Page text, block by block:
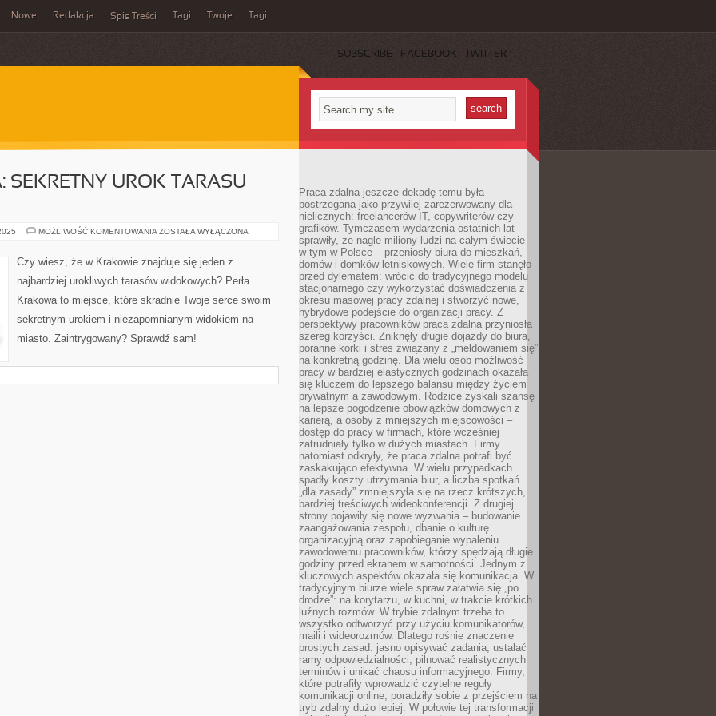
Nowe Redakcja Spis Treści Tagi Twoje Tagi
SUBSCRIBE FACEBOOK TWITTER
SEKRETNY UROK TARASU
MOŻLIWOŚĆ KOMENTOWANIA PERŁA
UROK
TARASU
ZOSTAŁA WYŁĄCZONA
Czy wiesz, że w Krakowie znajduje się jeden z
najbardziej urokliwych tarasów widokowych? Perła
Krakowa to miejsce, które skradnie Twoje serce swoim
sekretnym urokiem i niezapomnianym widokiem na
miasto. Zaintrygowany? Sprawdź sam!
Praca zdalna jeszcze dekadę temu była
postrzegana jako przywilej zarezerwowany dla
nielicznych: freelancerów IT, copywriterów czy
grafików. Tymczasem wydarzenia ostatnich lat
sprawiły, że nagle miliony ludzi na całym świecie –
w tym w Polsce – przeniosły biura do mieszkań,
domów i domków letniskowych. Wiele firm stanęło
przed dylematem: wrócić do tradycyjnego modelu
stacjonarnego czy wykorzystać doświadczenia z
okresu masowej pracy zdalnej i stworzyć nowe,
hybrydowe podejście do organizacji pracy. Z
perspektywy pracowników praca zdalna przyniosła
szereg korzyści. Zniknęły długie dojazdy do biura,
poranne korki i stres związany z „meldowaniem się”
na konkretną godzinę. Dla wielu osób możliwość
pracy w bardziej elastycznych godzinach okazała
się kluczem do lepszego balansu między życiem
prywatnym a zawodowym. Rodzice zyskali szansę
na lepsze pogodzenie obowiązków domowych z
karierą, a osoby z mniejszych miejscowości –
dostęp do pracy w firmach, które wcześniej
zatrudniały tylko w dużych miastach. Firmy
natomiast odkryły, że praca zdalna potrafi być
zaskakująco efektywna. W wielu przypadkach
spadły koszty utrzymania biur, a liczba spotkań
„dla zasady” zmniejszyła się na rzecz krótszych,
bardziej treściwych wideokonferencji. Z drugiej
strony pojawiły się nowe wyzwania – budowanie
zaangażowania zespołu, dbanie o kulturę
organizacyjną oraz zapobieganie wypaleniu
zawodowemu pracowników, którzy spędzają długie
godziny przed ekranem w samotności. Jednym z
kluczowych aspektów okazała się komunikacja. W
tradycyjnym biurze wiele spraw załatwia się „po
drodze”: na korytarzu, w kuchni, w trakcie krótkich
luźnych rozmów. W trybie zdalnym trzeba to
wszystko odtworzyć przy użyciu komunikatorów,
maili i wideorozmów. Dlatego rośnie znaczenie
prostych zasad: jasno opisywać zadania, ustalać
ramy odpowiedzialności, pilnować realistycznych
terminów i unikać chaosu informacyjnego. Firmy,
które potrafiły wprowadzić czytelne reguły
komunikacji online, poradziły sobie z przejściem na
tryb zdalny dużo lepiej. W połowie tej transformacji